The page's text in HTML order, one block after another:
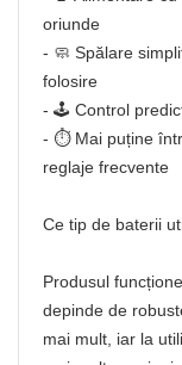
oriunde
- 🧼 Spălare
folosire
- 🕹️ Control
- ⏱️ Mai puține
reglaje frecvente
Ce tip de baterii
Produsul
depinde de
mai mult, iar la